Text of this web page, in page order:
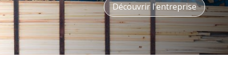
Découvrir l'entreprise